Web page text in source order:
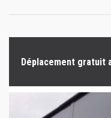
Déplacement gratuit